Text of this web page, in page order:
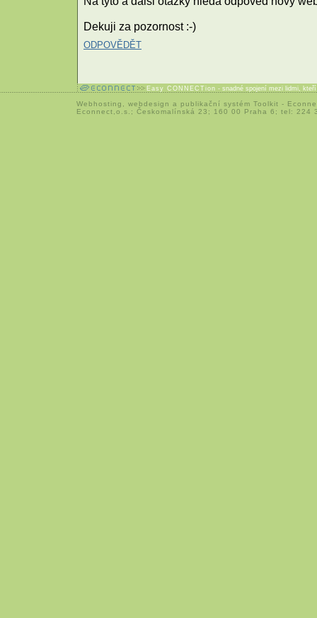
Dekuji za pozornost :-)
ODPOVĚDĚT
Easy CONNECTion - snadné spojení mezi lidmi,
Webhosting webdesign a publikační systém Toolkit -
Econnect,o.s.; Českomalínská 23; 160 00 Praha 6; tel: 224